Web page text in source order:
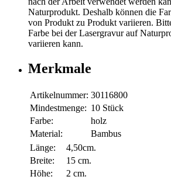
Naturprodukt. Deshalb können die
von Produkt zu Produkt variieren.
Farbe bei der Lasergravur auf
variieren kann.
Merkmale
Artikelnummer: 30116800
Mindestmenge: 10 Stück
Farbe:
holz
Material:
Bambus
Länge:
4,50cm.
Breite:
15 cm.
Höhe:
2 cm.